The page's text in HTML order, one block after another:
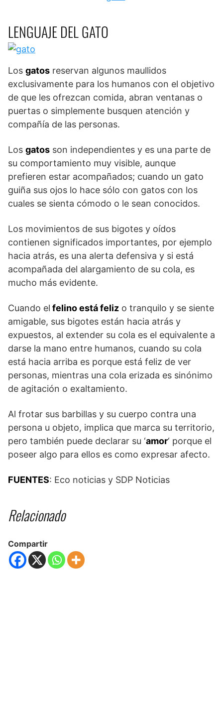
LENGUAJE DEL GATO
Los gatos reservan algunos maullidos
exclusivamente para los humanos con el objetivo
de que les ofrezcan comida, abran ventanas o
puertas o simplemente busquen atención y
compañía de las personas.
Los gatos son independientes y es una parte de
su comportamiento muy visible, aunque
prefieren estar acompañados; cuando un gato
guiña sus ojos lo hace sólo con gatos con los
cuales se sienta cómodo o le sean conocidos.
Los movimientos de sus bigotes y oídos
contienen significados importantes, por ejemplo
hacia atrás, es una alerta defensiva y si está
acompañada del alargamiento de su cola, es
mucho más evidente.
Cuando el felino está feliz o tranquilo y se siente
amigable, sus bigotes están hacia atrás y
expuestos, al extender su cola es el equivalente a
darse la mano entre humanos, cuando su cola
está hacia arriba es porque está feliz de ver
personas, mientras una cola erizada es sinónimo
de agitación o exaltamiento.
Al frotar sus barbillas y su cuerpo contra una
persona u objeto, implica que marca su territorio,
pero también puede declarar su ‘amor‘ porque el
poseer algo para ellos es como expresar afecto.
FUENTES: Eco noticias y SDP Noticias
Relacionado
Compartir